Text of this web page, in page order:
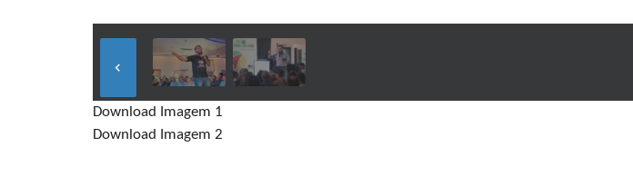
keyboard_arrow_left
Download Imagem 1
Download Imagem 2